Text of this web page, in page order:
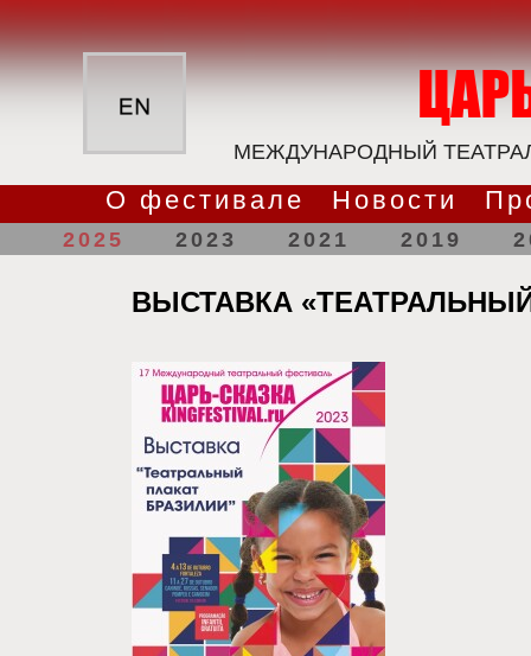
МЕЖДУНАРОДНЫЙ
О фестивале Новости
2025 2023 2021 2019
ВЫСТАВКА